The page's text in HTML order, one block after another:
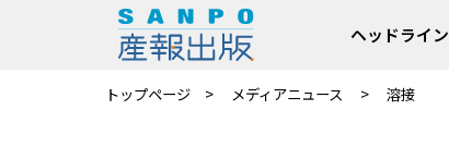
ヘッドライン
トップページ メディアニュース 溶接